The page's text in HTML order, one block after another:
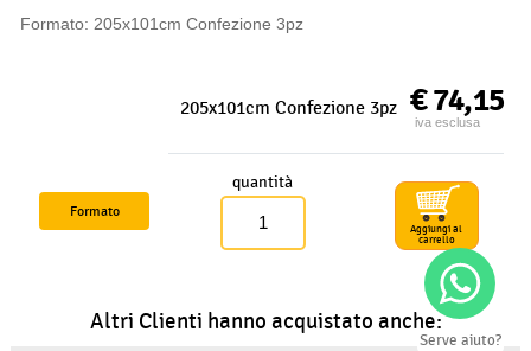
Formato: 205x101cm Confezione 3pz
205x101cm Confezione 3pz € 74,15
iva esclusa
Formato
quantità
Aggiungi al
carrello
Altri Clienti hanno acquistato anche:
Serve aiuto?